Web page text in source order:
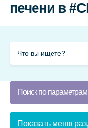
печени в
Поиск по параметрам
Показать меню